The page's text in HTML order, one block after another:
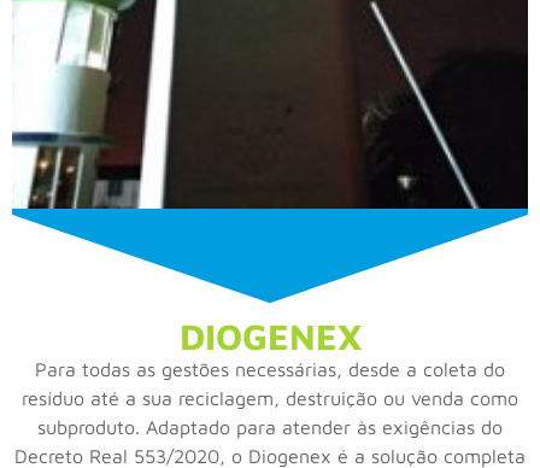
DIOGENEX
Para todas as gestões necessárias, desde a coleta do
resíduo até a sua reciclagem, destruição ou venda como
subproduto. Adaptado para atender às exigências do
Decreto Real 553/2020, o Diogenex é a solução completa